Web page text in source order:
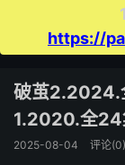
https://
破茧2.2024.
1.2020.全24
2025-08-04 评论(0)